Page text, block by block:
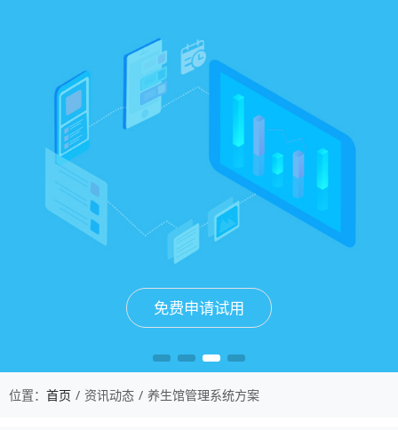
免费申请试用
免费申请试用
免费申请试用
免费申请试用
位置： 首页 资讯动态 养生馆管理系统方案